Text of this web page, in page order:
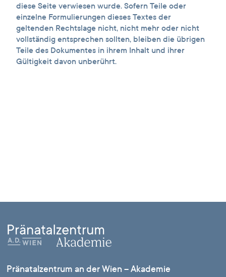
diese Seite verwiesen wurde. Sofern Teile oder
einzelne Formulierungen dieses Textes der
geltenden Rechtslage nicht, nicht mehr oder nicht
vollständig entsprechen sollten, bleiben die übrigen
Teile des Dokumentes in ihrem Inhalt und ihrer
Gültigkeit davon unberührt.
Pränatalzentrum an der Wien – Akademie